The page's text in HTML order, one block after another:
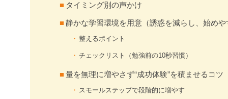
タイミング別の声かけ
静かな学習環境を用意（誘惑を減らし、始めや
整えるポイント
チェックリスト（勉強前の10秒習慣）
量を無理に増やさず“成功体験”を積ませるコツ
スモールステップで段階的に増やす